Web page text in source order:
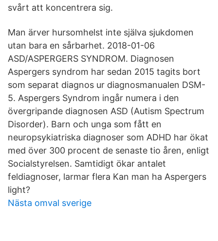
svårt att koncentrera sig.
Man ärver hursomhelst inte själva sjukdomen
utan bara en sårbarhet. 2018-01-06
ASD/ASPERGERS SYNDROM. Diagnosen
Aspergers syndrom har sedan 2015 tagits bort
som separat diagnos ur diagnosmanualen DSM-
5. Aspergers Syndrom ingår numera i den
övergripande diagnosen ASD (Autism Spectrum
Disorder). Barn och unga som fått en
neuropsykiatriska diagnoser som ADHD har ökat
med över 300 procent de senaste tio åren, enligt
Socialstyrelsen. Samtidigt ökar antalet
feldiagnoser, larmar flera Kan man ha Aspergers
light?
Nästa omval sverige